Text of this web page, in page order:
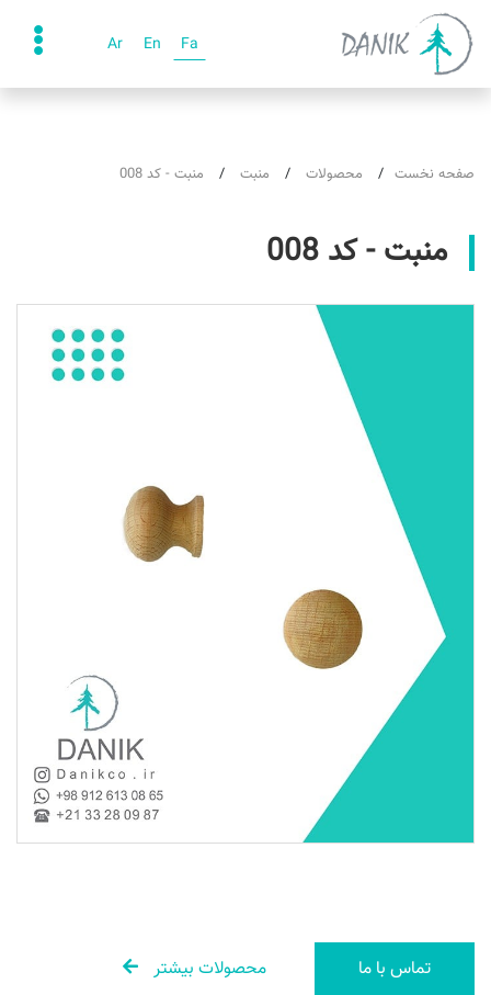
Fa
En
Ar
صفحه نخست محصولات منبت منبت - کد 008
منبت - کد 008
تماس با ما محصولات بیشتر